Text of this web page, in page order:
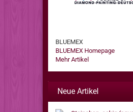
BLUEMEX
BLUEMEX Homepage
Mehr Artikel
Neue Artikel